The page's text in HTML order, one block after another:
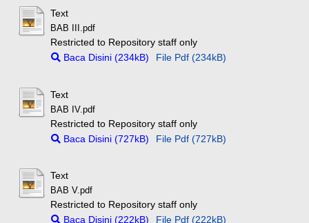
Text
BAB III.pdf
Restricted to Repository staff only
Baca Disini (234kB)
File Pdf (234kB)
Text
BAB IV.pdf
Restricted to Repository staff only
Baca Disini (727kB)
File Pdf (727kB)
Text
BAB V.pdf
Restricted to Repository staff only
Baca Disini (222kB)
File Pdf (222kB)